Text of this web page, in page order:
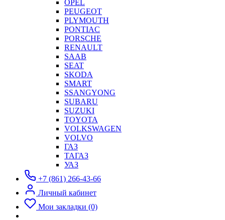
OPEL
PEUGEOT
PLYMOUTH
PONTIAC
PORSCHE
RENAULT
SAAB
SEAT
SKODA
SMART
SSANGYONG
SUBARU
SUZUKI
TOYOTA
VOLKSWAGEN
VOLVO
ГАЗ
ТАГАЗ
УАЗ
+7 (861) 266-43-66
Личный кабинет
Мои закладки (0)